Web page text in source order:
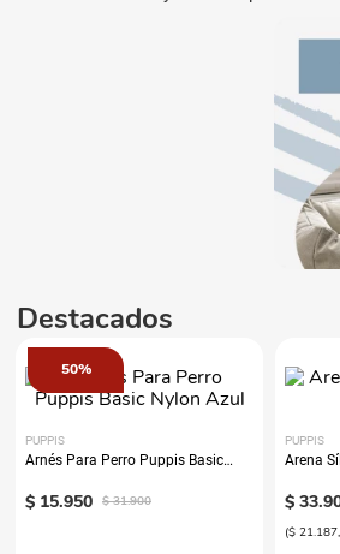
Destacados
50%
PUPPIS
Arnés Para Perro Puppis Basic
$ 15.950 $ 31.900
PUPPIS
Arena
$ 33.
($